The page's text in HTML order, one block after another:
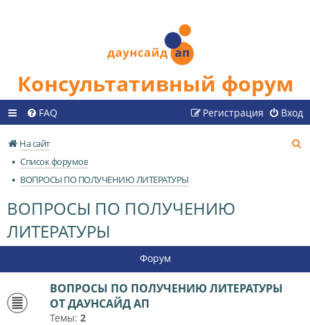
Консультативный форум
FAQ Вход
Регистрация
На сайт
Список форумов
ВОПРОСЫ ПО ПОЛУЧЕНИЮ ЛИТЕРАТУРЫ
ВОПРОСЫ ПО ПОЛУЧЕНИЮ
ЛИТЕРАТУРЫ
Форум
ВОПРОСЫ ПО ПОЛУЧЕНИЮ ЛИТЕРАТУРЫ
ОТ ДАУНСАЙД АП
Темы: 2